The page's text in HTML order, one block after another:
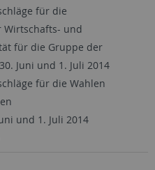
für die
Wirtschafts- und
für die Gruppe der
Juni und 1. Juli 2014
für die Wahlen
und 1. Juli 2014